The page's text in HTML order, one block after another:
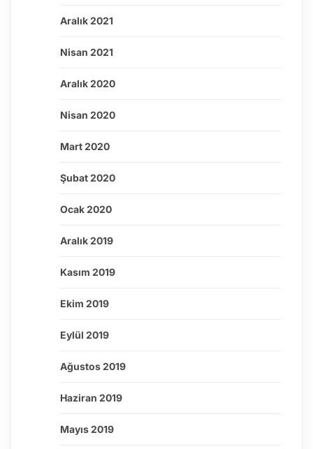
Aralık 2021
Nisan 2021
Aralık 2020
Nisan 2020
Mart 2020
Şubat 2020
Ocak 2020
Aralık 2019
Kasım 2019
Ekim 2019
Eylül 2019
Ağustos 2019
Haziran 2019
Mayıs 2019